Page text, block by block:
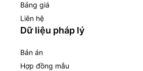
Bảng giá
Liên hệ
Dữ liệu pháp lý
Bản án
Hợp đồng mẫu